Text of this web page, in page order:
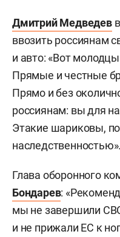
Дмитрий Медведевв
ввозить россиянам
и авто: «Вот
Прямые и честные
Прямо и без
россиянам: вы для
Этакие шариковы,
наследственностью».
Глава оборонного
Бондарев:
мы не завершили
и не прижали ЕС к